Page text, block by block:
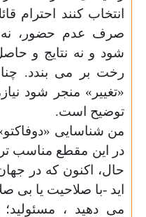
انتخاب کنند احترام
صرف عدم حضور، نه
شود و نه نتایج و
رخت بر می بندد.
«تغییر» منجر شود
توضیح است.
من شناسایی
در این مقطع مناسب تر
حال، اکنون که در
اید -با صلاحیت یا بی
می دهید ،